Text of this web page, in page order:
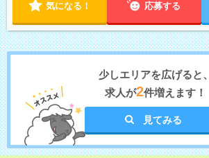
気になる！ 応募する
少しエリアを広げると、
求人が2件増えます！
見てみる